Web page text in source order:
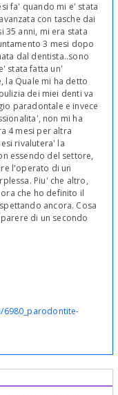
fa' quando mi e' stata
con tasche dai
35 anni, mi era stata
3 mesi dopo
dal dentista..sono
stata fatta un'
la Quale mi ha detto
dei miei denti va
paradontale e invece
non mi ha
4 mesi per altra
rivalutera' la
essendo del settore,
l'operato di un
Piu' che altro,
che ho definito il
ancora. Cosa
di un secondo